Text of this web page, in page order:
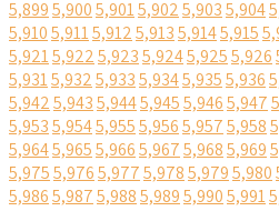
5,8995,9005,9015,9025,9035,904
5,9105,9115,9125,9135,9145,915
5,9215,9225,9235,9245,9255,926
5,9315,9325,9335,9345,9355,936
5,9425,9435,9445,9455,9465,947
5,9535,9545,9555,9565,9575,958
5,9645,9655,9665,9675,9685,969
5,9755,9765,9775,9785,9795,980
5,9865,9875,9885,9895,9905,991